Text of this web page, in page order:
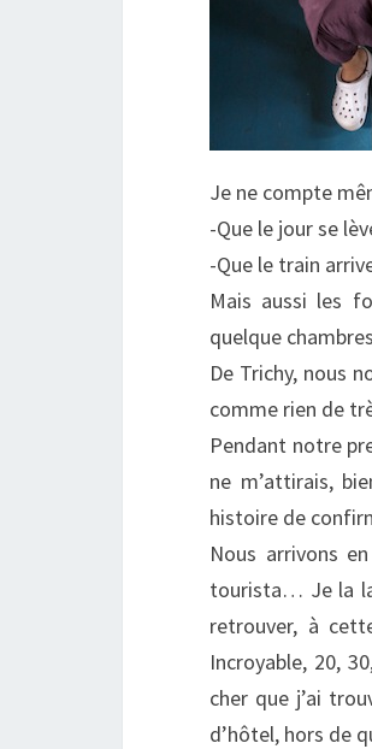
Je ne compte
-Que le jour se
-Que le train
Mais aussi les
quelque
De Trichy, nous
comme rien de
Pendant notre
ne m’attirais,
histoire de
Nous arrivons
tourista… Je la
retrouver, à
Incroyable, 20,
cher que j’ai
d’hôtel, hors de